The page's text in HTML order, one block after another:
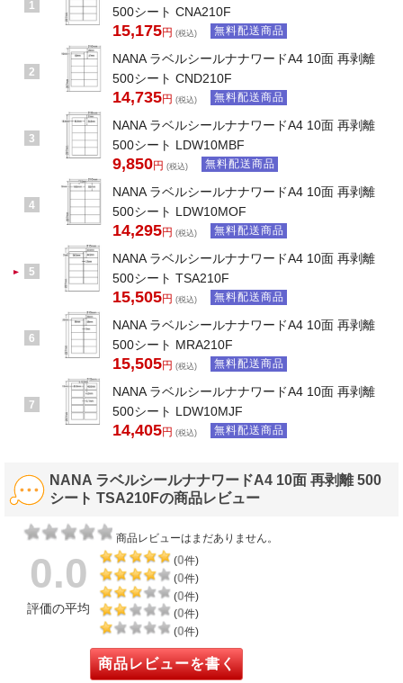
1
500シート CNA210F
15,175円 (税込) 無料配送商品
2
NANA ラベルシールナナワードA4 10面 再剥離
500シート CND210F
14,735円 (税込) 無料配送商品
3
NANA ラベルシールナナワードA4 10面 再剥離
500シート LDW10MBF
9,850円 (税込) 無料配送商品
4
NANA ラベルシールナナワードA4 10面 再剥離
500シート LDW10MOF
14,295円 (税込) 無料配送商品
5
NANA ラベルシールナナワードA4 10面 再剥離
500シート TSA210F
15,505円 (税込) 無料配送商品
6
NANA ラベルシールナナワードA4 10面 再剥離
500シート MRA210F
15,505円 (税込) 無料配送商品
7
NANA ラベルシールナナワードA4 10面 再剥離
500シート LDW10MJF
14,405円 (税込) 無料配送商品
NANA ラベルシールナナワードA4 10面 再剥離 500
シート TSA210Fの商品レビュー
商品レビューはまだありません。
0.0
評価の平均
(0件)
(0件)
(0件)
(0件)
(0件)
商品レビューを書く